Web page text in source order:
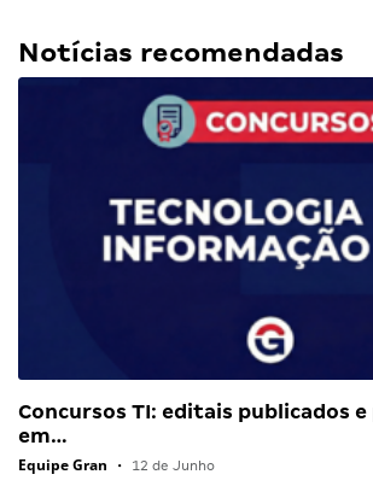
Notícias recomendadas
Concursos TI: editais publicados
em…
Equipe Gran • 12 de Junho